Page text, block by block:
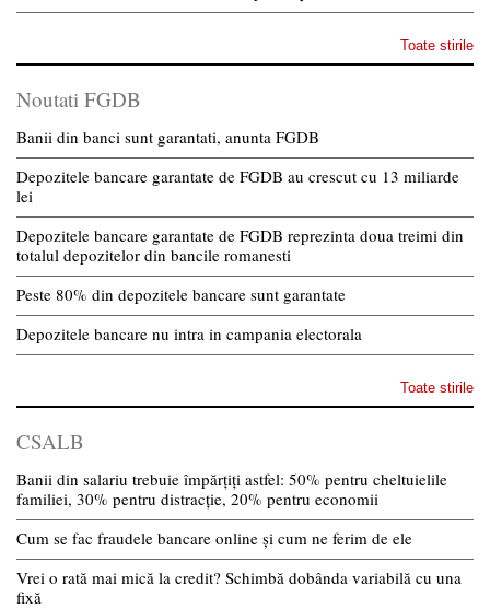
Toate stirile
Noutati FGDB
Banii din banci sunt garantati, anunta FGDB
Depozitele bancare garantate de FGDB au crescut cu 13 miliarde
lei
Depozitele bancare garantate de FGDB reprezinta doua treimi din
totalul depozitelor din bancile romanesti
Peste 80% din depozitele bancare sunt garantate
Depozitele bancare nu intra in campania electorala
Toate stirile
CSALB
Banii din salariu trebuie împărțiți astfel: 50% pentru cheltuielile
familiei, 30% pentru distracție, 20% pentru economii
Cum se fac fraudele bancare online și cum ne ferim de ele
Vrei o rată mai mică la credit? Schimbă dobânda variabilă cu una
fixă